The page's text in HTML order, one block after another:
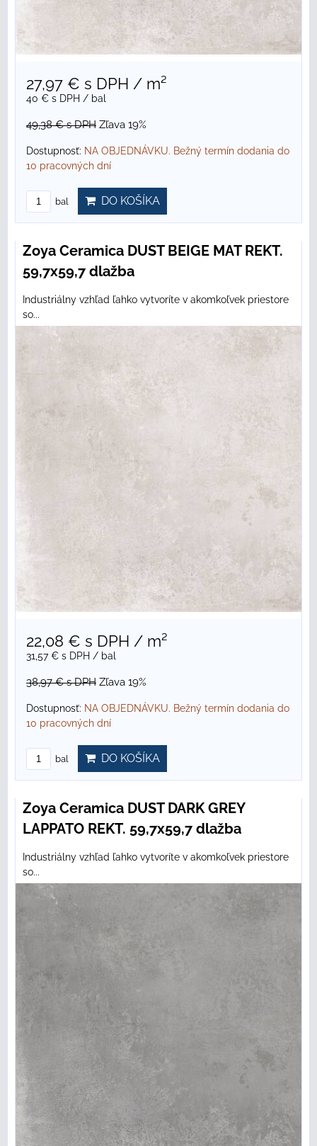
27,97 € s DPH / m²
40 € s DPH / bal
49,38 €s DPH Zľava 19%
Dostupnosť: NA OBJEDNÁVKU. Bežný termín dodania do
10 pracovných dní
bal DO KOŠÍKA
Zoya Ceramica DUST BEIGE MAT REKT.
59,7x59,7 dlažba
Industriálny vzhľad ľahko vytvoríte v akomkoľvek priestore
so...
22,08 € s DPH / m²
31,57 € s DPH / bal
38,97 €s DPH Zľava 19%
Dostupnosť: NA OBJEDNÁVKU. Bežný termín dodania do
10 pracovných dní
bal DO KOŠÍKA
Zoya Ceramica DUST DARK GREY
LAPPATO REKT. 59,7x59,7 dlažba
Industriálny vzhľad ľahko vytvoríte v akomkoľvek priestore
so...